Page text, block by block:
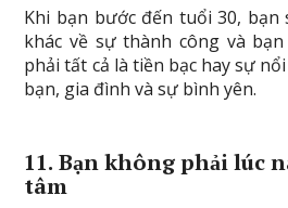
Khi bạn bước đến tuổi 30, bạn
khác về sự thành công và
phải tất cả là tiền bạc hay sự
bạn, gia đình và sự bình yên.
11. Bạn không phải lúc
tâm